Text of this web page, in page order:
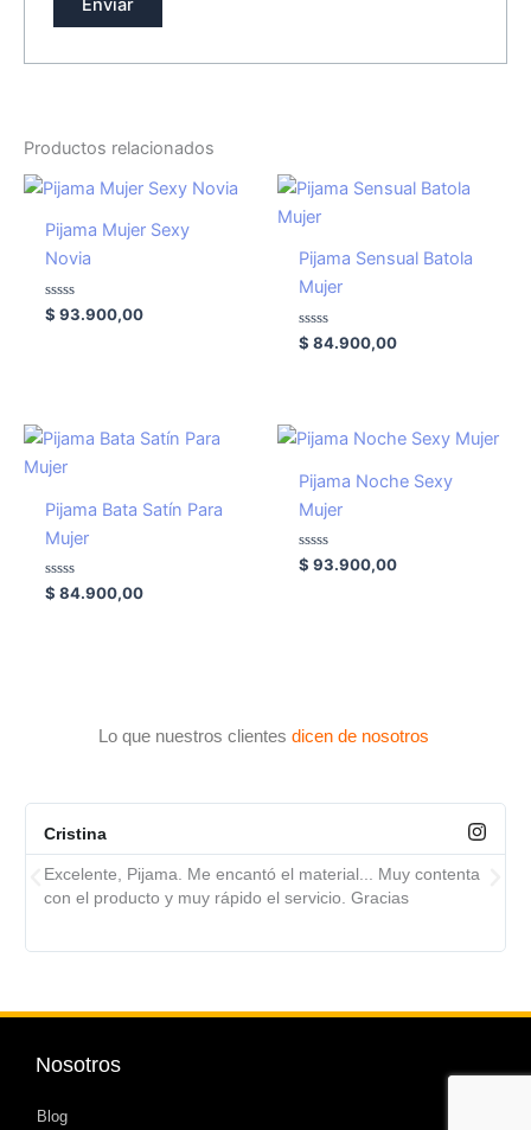
Productos relacionados
Pijama Mujer Sexy
Novia
Valorado
con
$ 93.900,00
Pijama Sensual Batola
Mujer
Valorado
con
$ 84.900,00
Pijama Bata Satín Para
Mujer
Valorado
con
$ 84.900,00
Pijama Noche Sexy
Mujer
Valorado
con
$ 93.900,00
Lo que nuestros clientes dicen de nosotros
Cristina
Excelente, Pijama. Me encantó el material... Muy contenta
con el producto y muy rápido el servicio. Gracias
Nosotros
Blog